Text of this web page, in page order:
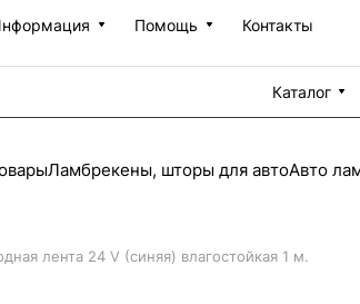
Помощь Контакты
Каталог
Ламбрекены, шторы для автоАвто
лента 24 V (синяя) влагостойкая 1 м.